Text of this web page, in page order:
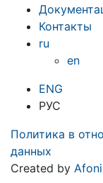
Контакты
ru
en
ENG
РУС
Политика в
данных
Created by